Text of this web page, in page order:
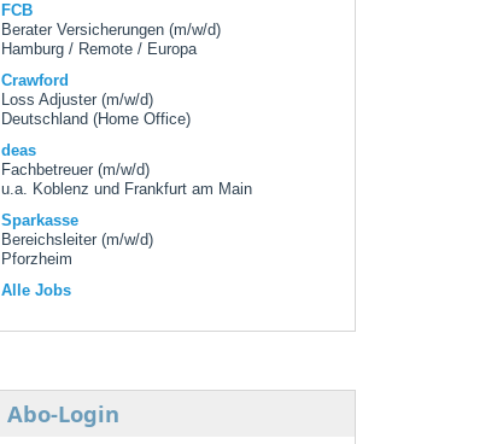
FCB
Berater Versicherungen (m/w/d)
Hamburg / Remote / Europa
Crawford
Loss Adjuster (m/w/d)
Deutschland (Home Office)
deas
Fachbetreuer (m/w/d)
u.a. Koblenz und Frankfurt am Main
Sparkasse
Bereichsleiter (m/w/d)
Pforzheim
Alle Jobs
Abo-Login